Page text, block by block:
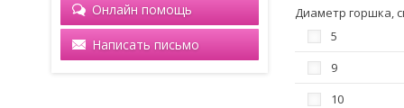
Онлайн помощь
Написать письмо
Диаметр горшка,
5
9
10